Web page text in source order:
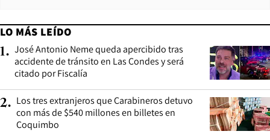
LO MÁS LEÍDO
1. José Antonio Neme queda apercibido tras
accidente de tránsito en Las Condes y será
citado por Fiscalía
2. Los tres extranjeros que Carabineros detuvo
con más de $540 millones en billetes en
Coquimbo